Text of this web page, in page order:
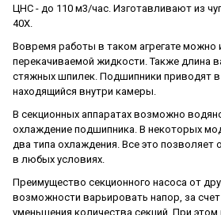
ЦНС - до 110 м3/час. Изготавливают из
40Х.
Вовремя работы в таком агрегате можно
перекачиваемой жидкости. Также длина
стяжных шпилек. Подшипники приводят
находящийся внутри камеры.
В секционных аппаратах возможно
охлаждение подшипника. В некоторых
два типа охлаждения. Все это позволяет
в любых условиях.
Преимущество секционного насоса от
возможности варьировать напор, за счет
уменьшения количества секций. При